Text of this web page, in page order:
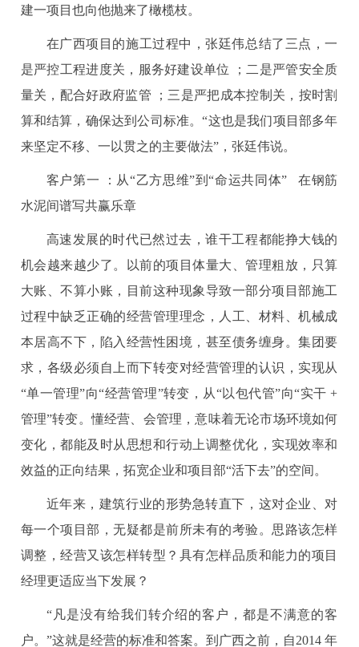
建一项目也向他抛来了橄榄枝。
在广西项目的施工过程中，张廷伟总结了三点，一
是严控工程进度关，服务好建设单位 ；二是严管安全质
量关，配合好政府监管 ；三是严把成本控制关，按时割
算和结算，确保达到公司标准。“这也是我们项目部多年
来坚定不移、一以贯之的主要做法”，张廷伟说。
客户第一 ：从“乙方思维”到“命运共同体” 在钢筋
水泥间谱写共赢乐章
高速发展的时代已然过去，谁干工程都能挣大钱的
机会越来越少了。以前的项目体量大、管理粗放，只算
大账、不算小账，目前这种现象导致一部分项目部施工
过程中缺乏正确的经营管理理念，人工、材料、机械成
本居高不下，陷入经营性困境，甚至债务缠身。集团要
求，各级必须自上而下转变对经营管理的认识，实现从
“单一管理”向“经营管理”转变，从“以包代管”向“实干 +
管理”转变。懂经营、会管理，意味着无论市场环境如何
变化，都能及时从思想和行动上调整优化，实现效率和
效益的正向结果，拓宽企业和项目部“活下去”的空间。
近年来，建筑行业的形势急转直下，这对企业、对
每一个项目部，无疑都是前所未有的考验。思路该怎样
调整，经营又该怎样转型？具有怎样品质和能力的项目
经理更适应当下发展？
“凡是没有给我们转介绍的客户，都是不满意的客
户。”这就是经营的标准和答案。到广西之前，自2014 年